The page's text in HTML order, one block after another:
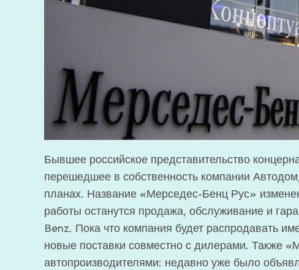
Бывшее российское представительство
перешедшее в собственность компании
планах. Название «Мерседес-Бенц Рус»
работы останутся продажа, обслуживание и
Benz. Пока что компания будет распродавать
новые поставки совместно с дилерами. Также
автопроизводителями: недавно уже было